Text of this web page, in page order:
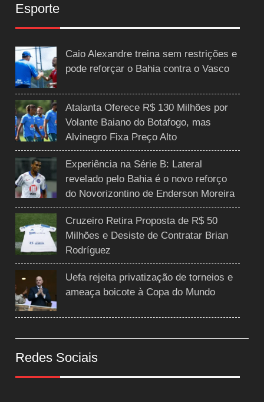
Esporte
Caio Alexandre treina sem restrições e
pode reforçar o Bahia contra o Vasco
Atalanta Oferece R$ 130 Milhões por
Volante Baiano do Botafogo, mas
Alvinegro Fixa Preço Alto
Experiência na Série B: Lateral
revelado pelo Bahia é o novo reforço
do Novorizontino de Enderson Moreira
Cruzeiro Retira Proposta de R$ 50
Milhões e Desiste de Contratar Brian
Rodríguez
Uefa rejeita privatização de torneios e
ameaça boicote à Copa do Mundo
Redes Sociais